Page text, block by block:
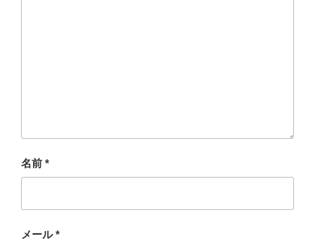
名前 *
メール*